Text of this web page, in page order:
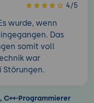
4/5
wurde, wenn
Das
somit voll
war
Störungen.
Programmierer